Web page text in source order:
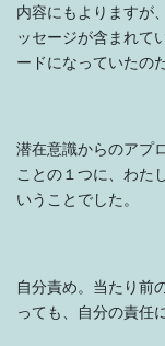
内容にもよりますが
ッセージが含まれて
ードになっていたの
潜在意識からのアプ
ことの１つに、わた
いうことでした。
自分責め。当たり前
っても、自分の責任